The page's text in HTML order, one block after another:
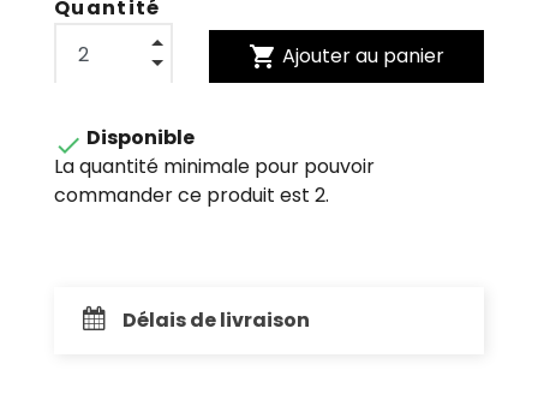
Quantité
shopping_cart Ajouter au panier
 Disponible
La quantité minimale pour pouvoir
commander ce produit est 2.
Délais de livraison